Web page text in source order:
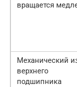
вращается
Механический
верхнего
подшипника